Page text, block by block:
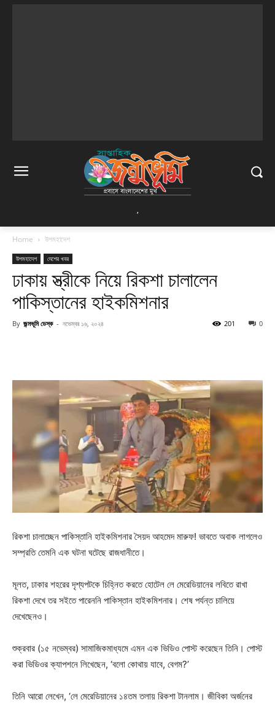
Home উপমহাদেশ
উপমহাদেশ দেশের খবর
ঢাকায় স্ত্রীকে নিয়ে রিকশা চালালেন
পাকিস্তানের হাইকমিশনার
By জন্মভূমি ডেস্ক - নভেম্বর ১৬, ২০২৪ 0
201
রিকশা চালাচ্ছেন পাকিস্তানি হাইকমিশনার সৈয়দ আহমেদ মারুফ! ভাবতে অবাক লাগলেও
সম্প্রতি তেমনি এক ঘটনা ঘটেছে রাজধানীতে।
মূলত, ঢাকার শহরের দৃশ্যপটকে চিহ্নিত করতে হোটেল লে মেরেডিয়ানের লবিতে রাখা
রিকশা দেখে তর সইতে পারেননি পাকিস্তান হাইকমিশনার। শেষ পর্যন্ত চালিয়ে
দেখেছেনও।
শুক্রবার (১৫ নভেম্বর) সামাজিকমাধ্যমে এমন এক ভিডিও পোস্ট করেছেন তিনি। পোস্ট
করা ভিডিওর ক্যাপশনে লিখেছেন, ‘বলো কোথায় যাবে, বেগম?’
তিনি আরো লেখেন, ‘লে মেরেডিয়ানের ১৪তম তলায় রিকশা টানলাম। জীবিকা অর্জনের